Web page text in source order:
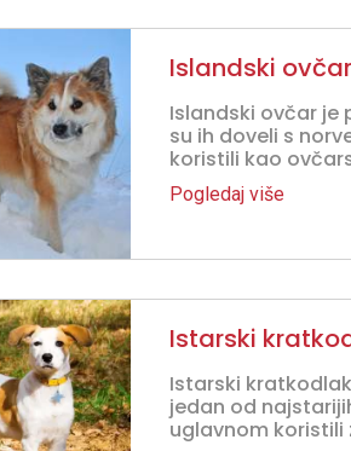
Islandski ovčar
Islandski ovčar je
su ih doveli s
koristili kao
Pogledaj više
Istarski
Istarski
jedan od
uglavnom koristili